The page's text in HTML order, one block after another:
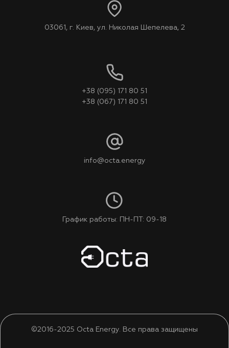
03061, г. Киев, ул. Николая Шепелева, 2
+38 (095) 171 80 51
+38 (067) 171 80 51
info@octa.energy
График работы: ПН-ПТ: 09-18
©2016-2025 Octa Energy. Все права защищены